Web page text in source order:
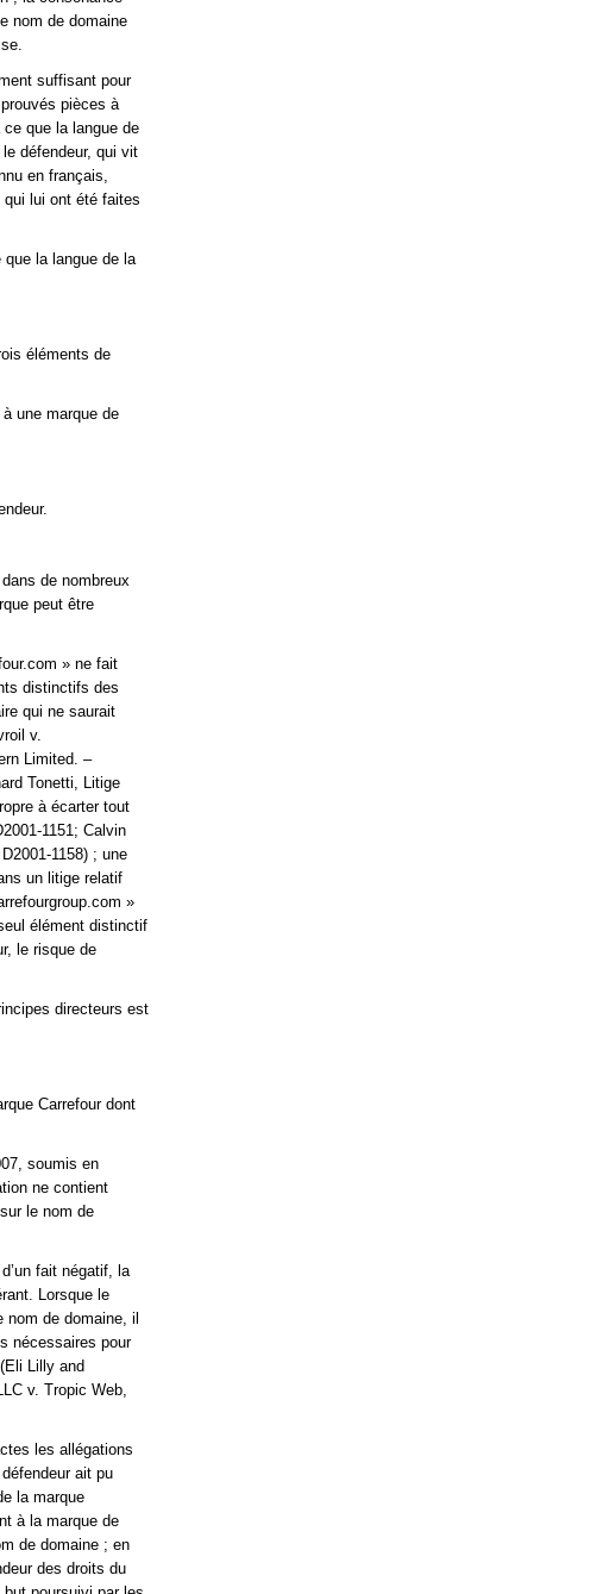
nom de domaine
suffisant pour
pièces à
ce que la langue de
défendeur, qui vit
en français,
lui ont été faites
la langue de la
éléments de
une marque de
de nombreux
peut être
» ne fait
distinctifs des
qui ne saurait
v.
Limited. –
Tonetti, Litige
à écarter tout
1151; Calvin
1158) ; une
un litige relatif
»
élément distinctif
le risque de
directeurs est
Carrefour dont
soumis en
ne contient
le nom de
fait négatif, la
Lorsque le
de domaine, il
nécessaires pour
Lilly and
v. Tropic Web,
les allégations
ait pu
la marque
à la marque de
de domaine ; en
des droits du